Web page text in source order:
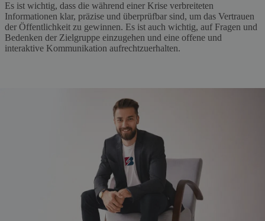
Es ist wichtig, dass die während einer Krise verbreiteten
Informationen klar, präzise und überprüfbar sind, um das Vertrauen
der Öffentlichkeit zu gewinnen. Es ist auch wichtig, auf Fragen und
Bedenken der Zielgruppe einzugehen und eine offene und
interaktive Kommunikation aufrechtzuerhalten.